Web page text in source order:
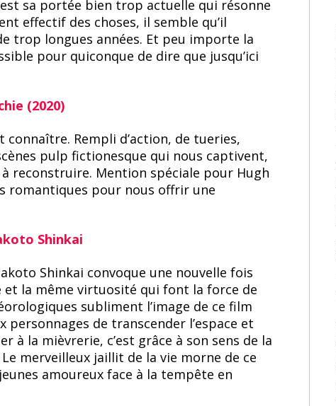
sa portée bien trop actuelle qui résonne
effectif des choses, il semble qu’il
trop longues années. Et peu importe la
pour quiconque de dire que jusqu’ici
(2020)
Rempli d’action, de tueries,
pulp fictionesque qui nous captivent,
reconstruire. Mention spéciale pour Hugh
romantiques pour nous offrir une
Shinkai
Shinkai convoque une nouvelle fois
et la même virtuosité qui font la force de
subliment l’image de ce film
personnages de transcender l’espace et
à la mièvrerie, c’est grâce à son sens de la
merveilleux jaillit de la vie morne de ce
amoureux face à la tempête en